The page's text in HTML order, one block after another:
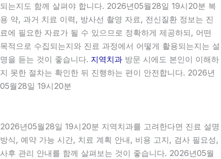
되는지도 함께 살펴야 합니다. 2026년05월28일 19시20분 복
용 약, 과거 치료 이력, 방사선 촬영 자료, 전신질환 정보는 진
료에 필요한 자료가 될 수 있으므로 정확하게 제공하되, 어떤
목적으로 수집되는지와 진료 과정에서 어떻게 활용되는지는 설
명을 듣는 것이 좋습니다. 지역치과 방문 시에도 본인이 이해하
지 못한 절차는 확인한 뒤 진행하는 편이 안전합니다. 2026년
05월28일 19시20분
2026년05월28일 19시20분 지역치과를 고려한다면 진료 설명
방식, 예약 가능 시간, 치료 계획 안내, 비용 고지, 검사 필요성,
사후 관리 안내를 함께 살펴보는 것이 좋습니다. 2026년05월